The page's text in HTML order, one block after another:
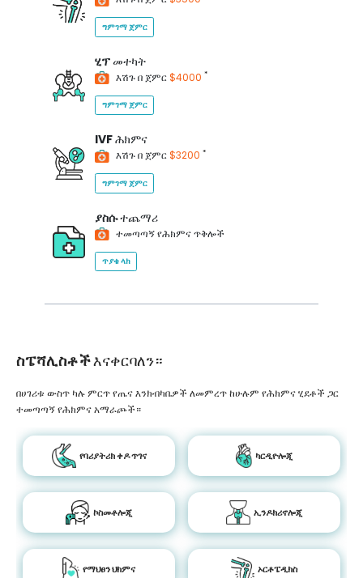
ግምገማ ጀምር
ሂፕመተካት
እሽጉ በ ጀምር$4000 *
ግምገማ ጀምር
IVFሕክምና
እሽጉ በ ጀምር$3200 *
ግምገማ ጀምር
ያስሱተጨማሪ
ተመጣጣኝ የሕክምና ጥቅሎች
ጥያቄ ላክ
ስፔሻሊስቶችእናቀርባለን።
በሀገሪቱ ውስጥ ካሉ ምርጥ የጤና እንክብካቤዎች ለመምረጥ ከሁሉም የሕክምና ሂደቶች ጋር
ተመጣጣኝ የሕክምና አማራጮች።
የባሪያትሪክ ቀዶ ጥገና ካርዲዮሎጂ
ኮስመቶሎጂ ኢንዶክሪኖሎጂ
የማህፀን ህክምና ኦርቶፔዲክስ